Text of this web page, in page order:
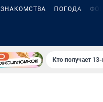
ЗНАКОМСТВА ПОГОДА
Кто получает